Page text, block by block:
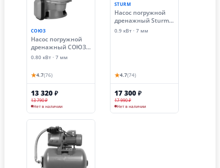
СОЮЗ
Насос погружной
дренажный СОЮЗ
НГС-9708СВ
0.80 кВт · 7 мм
★4.7(76)
13 320 ₽
13 790 ₽
Нет в наличии
STURM
Насос погружной
дренажный Sturm!
WP9709SW
0.9 кВт · 7 мм
★4.7(74)
17 300 ₽
17 990 ₽
Нет в наличии